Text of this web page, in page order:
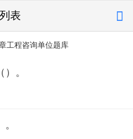
表 
工程咨询单位题库
。